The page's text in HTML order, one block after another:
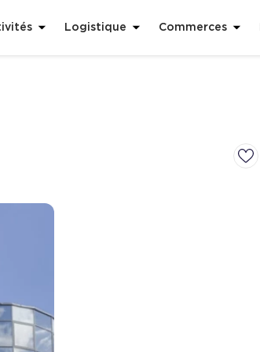
Logistique Commerces